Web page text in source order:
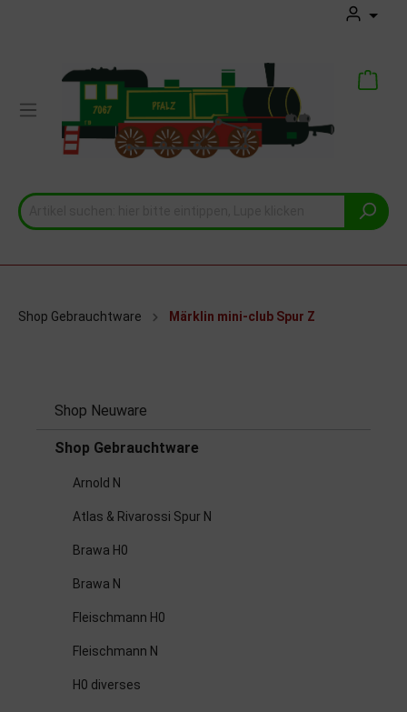
Shop Gebrauchtware Märklin mini-club Spur Z
Shop Neuware
Shop Gebrauchtware
Arnold N
Atlas & Rivarossi Spur N
Brawa H0
Brawa N
Fleischmann H0
Fleischmann N
H0 diverses